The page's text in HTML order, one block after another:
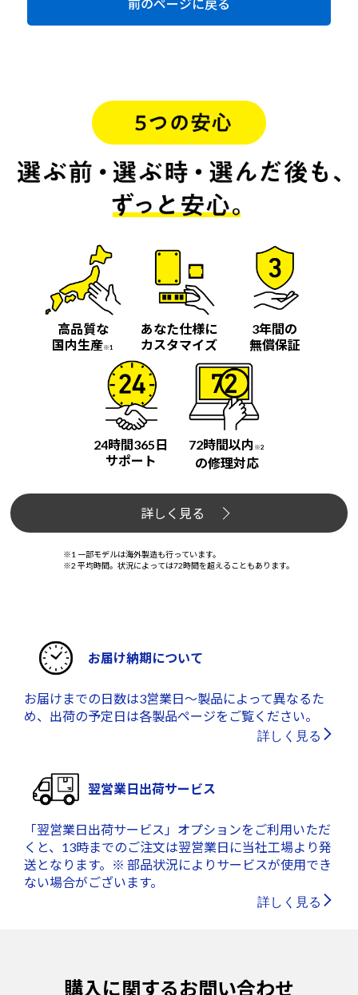
高品質な
国内生産※1
あなた仕様に
カスタマイズ
3年間の
無償保証
24時間365日
サポート
72時間以内 ※2
の修理対応
詳しく見る
※1 一部モデルは海外製造も行っています。
※2 平均時間。状況によっては72時間を超えることもあります。
お届け納期について
お届けまでの日数は3営業日～製品によって異なるた
め、出荷の予定日は各製品ページをご覧ください。
詳しく見る
翌営業日出荷サービス
「翌営業日出荷サービス」オプションをご利用いただ
くと、13時までのご注文は翌営業日に当社工場より発
送となります。※ 部品状況によりサービスが使用でき
ない場合がございます。
詳しく見る
購入に関するお問い合わせ